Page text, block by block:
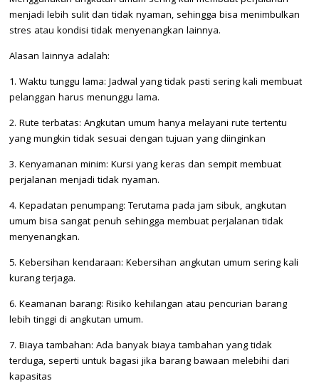
menjadi lebih sulit dan tidak nyaman, sehingga bisa menimbulkan
stres atau kondisi tidak menyenangkan lainnya.
Alasan lainnya adalah:
1. Waktu tunggu lama: Jadwal yang tidak pasti sering kali membuat
pelanggan harus menunggu lama.
2. Rute terbatas: Angkutan umum hanya melayani rute tertentu
yang mungkin tidak sesuai dengan tujuan yang diinginkan
3. Kenyamanan minim: Kursi yang keras dan sempit membuat
perjalanan menjadi tidak nyaman.
4. Kepadatan penumpang: Terutama pada jam sibuk, angkutan
umum bisa sangat penuh sehingga membuat perjalanan tidak
menyenangkan.
5. Kebersihan kendaraan: Kebersihan angkutan umum sering kali
kurang terjaga.
6. Keamanan barang: Risiko kehilangan atau pencurian barang
lebih tinggi di angkutan umum.
7. Biaya tambahan: Ada banyak biaya tambahan yang tidak
terduga, seperti untuk bagasi jika barang bawaan melebihi dari
kapasitas